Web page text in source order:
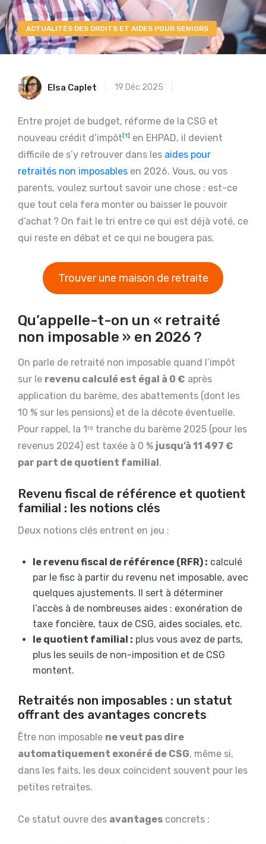
ACTUALITÉS DES DROITS ET AIDES POUR SENIORS
Elsa Caplet 19 Déc 2025
Entre projet de budget, réforme de la CSG et
nouveau crédit d’impôt [1] en EHPAD, il devient
difficile de s’y retrouver dans les aides pour
retraités non imposables en 2026. Vous, ou vos
parents, voulez surtout savoir une chose : est-ce
que tout cela fera monter ou baisser le pouvoir
d’achat ? On fait le tri entre ce qui est déjà voté, ce
qui reste en débat et ce qui ne bougera pas.
Trouver une maison de retraite
Qu’appelle-t-on un « retraité
non imposable » en 2026 ?
On parle de retraité non imposable quand l’impôt
sur le revenu calculé est égal à 0 € après
application du barème, des abattements (dont les
10 % sur les pensions) et de la décote éventuelle.
Pour rappel, la 1ʳᵉ tranche du barème 2025 (pour les
revenus 2024) est taxée à 0 % jusqu’à 11 497 €
par part de quotient familial.
Revenu fiscal de référence et quotient
familial : les notions clés
Deux notions clés entrent en jeu :
le revenu fiscal de référence (RFR) : calculé
par le fisc à partir du revenu net imposable, avec
quelques ajustements. Il sert à déterminer
l’accès à de nombreuses aides : exonération de
taxe foncière, taux de CSG, aides sociales, etc.
le quotient familial : plus vous avez de parts,
plus les seuils de non-imposition et de CSG
montent.
Retraités non imposables : un statut
offrant des avantages concrets
Être non imposable ne veut pas dire
automatiquement exonéré de CSG, même si,
dans les faits, les deux coïncident souvent pour les
petites retraites.
Ce statut ouvre des avantages concrets :